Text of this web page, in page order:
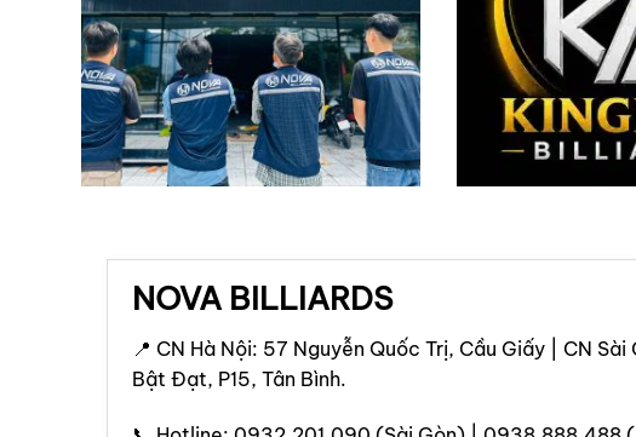
NOVA BILLIARDS
📍 CN Hà Nội: 57 Nguyễn Quốc Trị, Cầu Giấy | CN Sài
Bật Đạt, P15, Tân Bình.